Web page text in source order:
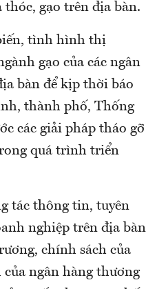
gạo trên địa bàn.
tình hình thị
gạo của các ngân
bàn để kịp thời báo
thành phố, Thống
các giải pháp tháo gỡ
quá trình triển
tác thông tin, tuyên
nghiệp trên địa bàn
chính sách của
ngân hàng thương